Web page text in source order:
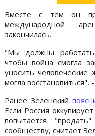
Вместе с тем он
международной
закончилась.
"Мы должны
чтобы война смогла
уносить
могла восстановиться",
Ранее Зеленский
Если Россия
попытается
сообществу, считает